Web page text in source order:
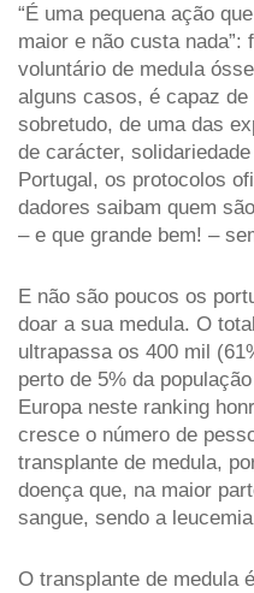
“É uma pequena ação
maior e não custa
voluntário de medula
alguns casos, é capaz
sobretudo, de uma das
de carácter,
Portugal, os protocolos
dadores saibam quem
– e que grande bem! –
E não são poucos os
doar a sua medula. O
ultrapassa os 400 mil
perto de 5% da
Europa neste ranking
cresce o número de
transplante de medula,
doença que, na maior
sangue, sendo a
O transplante de medula